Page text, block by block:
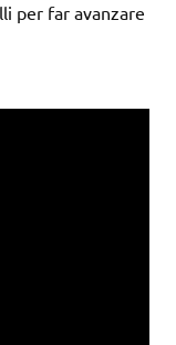
per far avanzare